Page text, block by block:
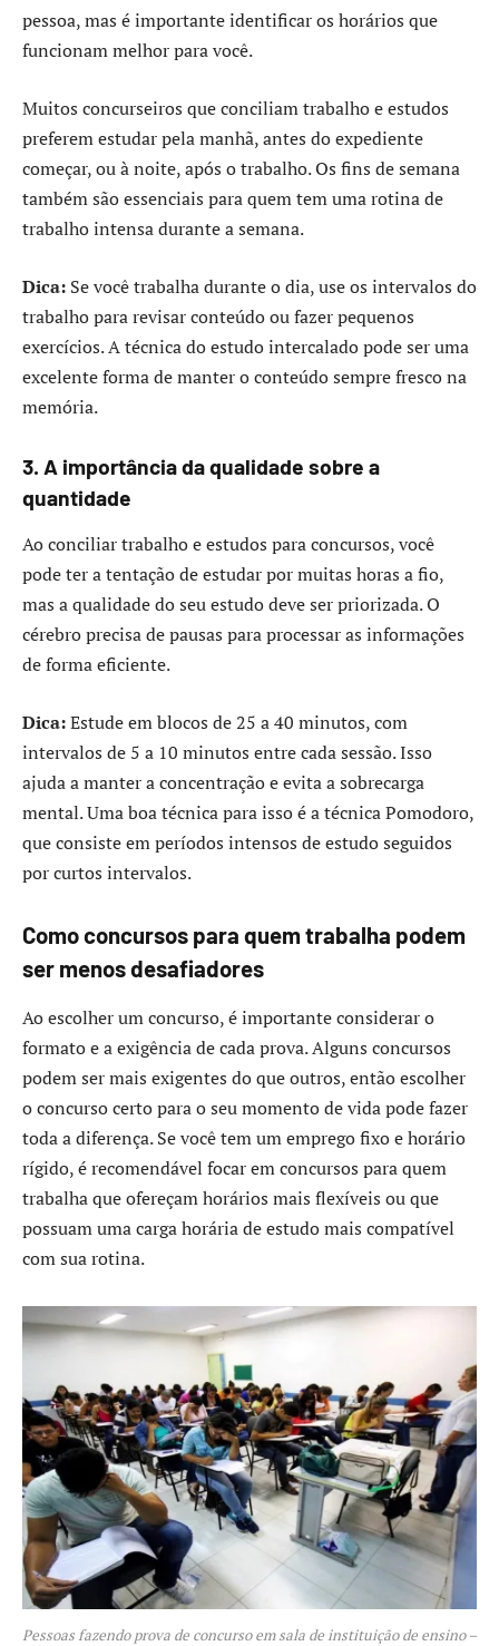
pessoa, mas é importante identificar os horários que
funcionam melhor para você.
Muitos concurseiros que conciliam trabalho e estudos
preferem estudar pela manhã, antes do expediente
começar, ou à noite, após o trabalho. Os fins de semana
também são essenciais para quem tem uma rotina de
trabalho intensa durante a semana.
Dica: Se você trabalha durante o dia, use os intervalos do
trabalho para revisar conteúdo ou fazer pequenos
exercícios. A técnica do estudo intercalado pode ser uma
excelente forma de manter o conteúdo sempre fresco na
memória.
3. A importância da qualidade sobre a
quantidade
Ao conciliar trabalho e estudos para concursos, você
pode ter a tentação de estudar por muitas horas a fio,
mas a qualidade do seu estudo deve ser priorizada. O
cérebro precisa de pausas para processar as informações
de forma eficiente.
Dica:Estude em blocos de 25 a 40 minutos, com
intervalos de 5 a 10 minutos entre cada sessão. Isso
ajuda a manter a concentração e evita a sobrecarga
mental. Uma boa técnica para isso é a técnica Pomodoro,
que consiste em períodos intensos de estudo seguidos
por curtos intervalos.
Como concursos para quem trabalha podem
ser menos desafiadores
Ao escolher um concurso, é importante considerar o
formato e a exigência de cada prova. Alguns concursos
podem ser mais exigentes do que outros, então escolher
o concurso certo para o seu momento de vida pode fazer
toda a diferença. Se você tem um emprego fixo e horário
rígido, é recomendável focar em concursos para quem
trabalha que ofereçam horários mais flexíveis ou que
possuam uma carga horária de estudo mais compatível
com sua rotina.
Pessoas fazendo prova de concurso em sala de instituição de ensino –